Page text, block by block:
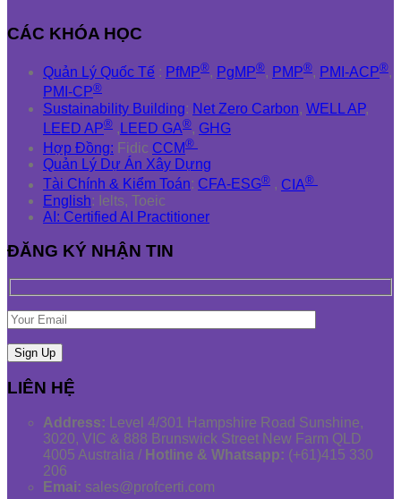
CÁC KHÓA HỌC
Quản Lý Quốc Tế : PfMP®, PgMP®, PMP®, PMI-ACP®,
PMI-CP®
Sustainability Building: Net Zero Carbon, WELL AP,
LEED AP® , LEED GA®, GHG
Hợp Đồng: Fidic CCM®
Quản Lý Dự Án Xây Dựng
Tài Chính & Kiểm Toán: CFA-ESG® , CIA®
English: Ielts, Toeic
AI: Certified AI Practitioner
ĐĂNG KÝ NHẬN TIN
LIÊN HỆ
Address: Level 4/301 Hampshire Road Sunshine,
3020, VIC & 888 Brunswick Street New Farm QLD
4005 Australia / Hotline & Whatsapp: (+61)415 330
206
Emai: sales@profcerti.com